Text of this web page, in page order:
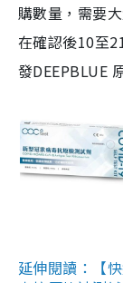
購數量，需要
在確認後10至
發DEEPBLUE
延伸閱讀：【